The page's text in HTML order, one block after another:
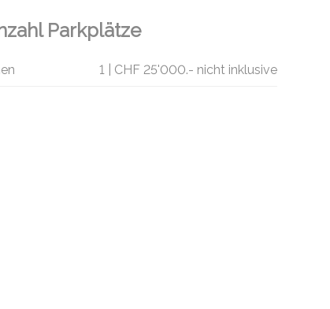
Parkplätze
1 | CHF 25'000.- nicht inklusive